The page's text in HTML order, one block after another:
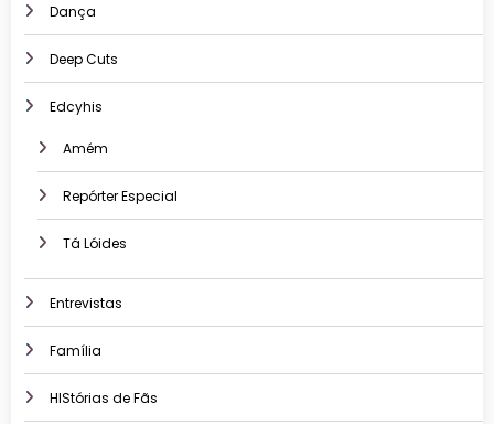
Dança
Deep Cuts
Edcyhis
Amém
Repórter Especial
Tá Lóides
Entrevistas
Família
HIStórias de Fãs